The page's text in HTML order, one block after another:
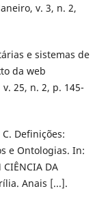
v. 3, n. 2,
e sistemas de
da web
25, n. 2, p. 145-
C. Definições:
e Ontologias. In:
CIÊNCIA DA
Anais [...].